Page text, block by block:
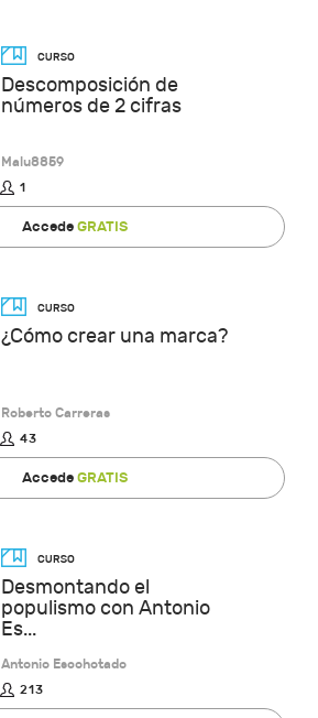
Descomposición de
números de 2 cifras
Malu8859
1
AccedeGRATIS
¿Cómo crear una marca?
Roberto Carreras
43
AccedeGRATIS
Desmontando el
populismo con Antonio
Es...
Antonio Escohotado
213